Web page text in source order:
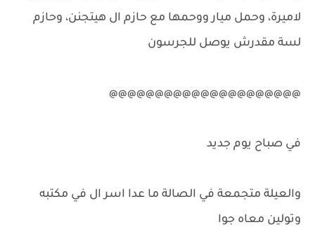
لاميرة، وحمل ميار ووحمها مع حازم ال هيتجنن، وحازم
لسة مقدرش يوصل للجرسون
@@@@@@@@@@@@@@@@@@@@@
في صباح يوم جديد
والعيلة متجمعة في الصالة ما عدا اسر ال في مكتبه
وتولين معاه جوا